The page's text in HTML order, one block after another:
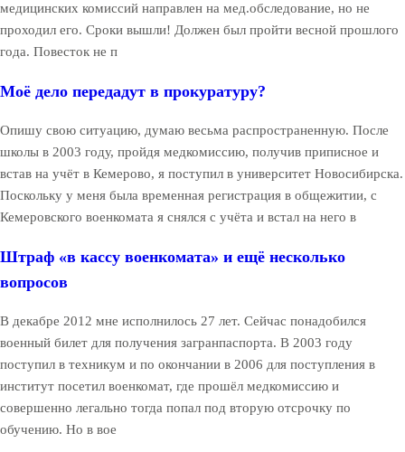
медицинских комиссий направлен на мед.обследование, но не
проходил его. Сроки вышли! Должен был пройти весной прошлого
года. Повесток не п
Моё дело передадут в прокуратуру?
Опишу свою ситуацию, думаю весьма распространенную. После
школы в 2003 году, пройдя медкомиссию, получив приписное и
встав на учёт в Кемерово, я поступил в университет Новосибирска.
Поскольку у меня была временная регистрация в общежитии, с
Кемеровского военкомата я снялся с учёта и встал на него в
Штраф «в кассу военкомата» и ещё несколько
вопросов
В декабре 2012 мне исполнилось 27 лет. Сейчас понадобился
военный билет для получения загранпаспорта. В 2003 году
поступил в техникум и по окончании в 2006 для поступления в
институт посетил военкомат, где прошёл медкомиссию и
совершенно легально тогда попал под вторую отсрочку по
обучению. Но в вое